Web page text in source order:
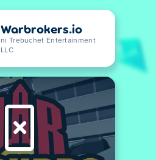
Warbrokers.io
ni Trebuchet Entertainment
LLC